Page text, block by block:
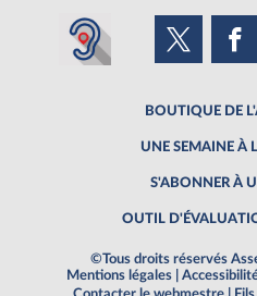
BOUTIQUE DE
UNE SEMAINE À
S'ABONNER À
OUTIL
©Tous droits réservés
Mentions légales